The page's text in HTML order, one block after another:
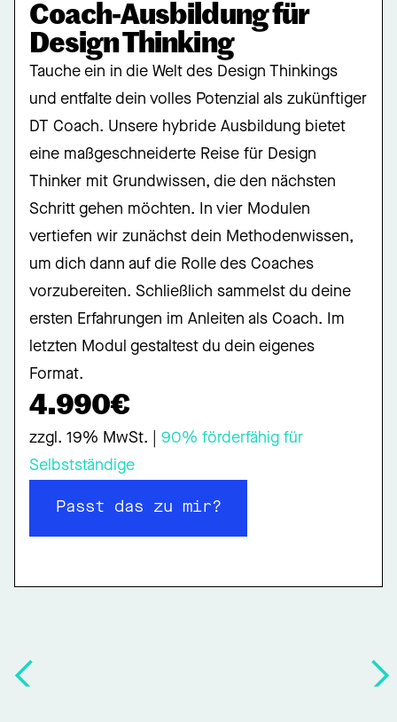
Coach-Ausbildung für
Design Thinking
Tauche ein in die Welt des Design Thinkings
und entfalte dein volles Potenzial als zukünftiger
DT Coach. Unsere hybride Ausbildung bietet
eine maßgeschneiderte Reise für Design
Thinker mit Grundwissen, die den nächsten
Schritt gehen möchten. In vier Modulen
vertiefen wir zunächst dein Methodenwissen,
um dich dann auf die Rolle des Coaches
vorzubereiten. Schließlich sammelst du deine
ersten Erfahrungen im Anleiten als Coach. Im
letzten Modul gestaltest du dein eigenes
Format.
4.990€
zzgl. 19% MwSt. | 90% förderfähig für
Selbstständige
Passt das zu mir?